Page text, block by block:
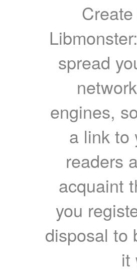
spread
engines,
a link to
readers
acquaint
you
disposal to
it